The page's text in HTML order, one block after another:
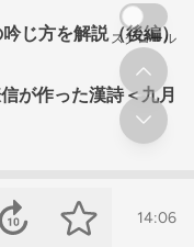
14:06
吟じ方を解説（後編）
が作った漢詩＜九月
スクロール